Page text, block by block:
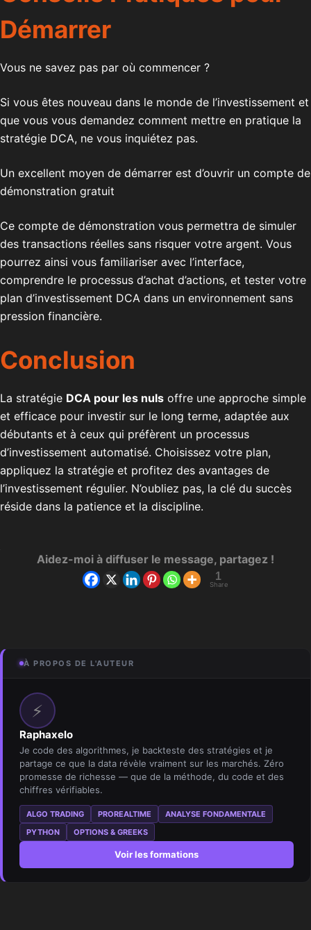
Démarrer
Vous ne savez pas par où commencer ?
Si vous êtes nouveau dans le monde de l’investissement et
que vous vous demandez comment mettre en pratique la
stratégie DCA, ne vous inquiétez pas.
Un excellent moyen de démarrer est d’ouvrir un compte de
démonstration gratuit
Ce compte de démonstration vous permettra de simuler
des transactions réelles sans risquer votre argent. Vous
pourrez ainsi vous familiariser avec l’interface,
comprendre le processus d’achat d’actions, et tester votre
plan d’investissement DCA dans un environnement sans
pression financière.
Conclusion
La stratégie DCA pour les nuls offre une approche simple
et efficace pour investir sur le long terme, adaptée aux
débutants et à ceux qui préfèrent un processus
d’investissement automatisé. Choisissez votre plan,
appliquez la stratégie et profitez des avantages de
l’investissement régulier. N’oubliez pas, la clé du succès
réside dans la patience et la discipline.
Aidez-moi à diffuser le message, partagez !
1
Share
À PROPOS DE L'AUTEUR
⚡
Raphaxelo
Je code des algorithmes, je backteste des stratégies et je
partage ce que la data révèle vraiment sur les marchés. Zéro
promesse de richesse — que de la méthode, du code et des
chiffres vérifiables.
ALGO TRADING PROREALTIME
ANALYSE FONDAMENTALE
PYTHON
OPTIONS & GREEKS
Voir les formations